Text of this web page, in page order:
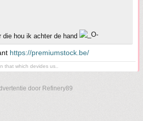
die hou ik achter de hand
https://premiumstock.be/
that which devides us..
door Refinery89